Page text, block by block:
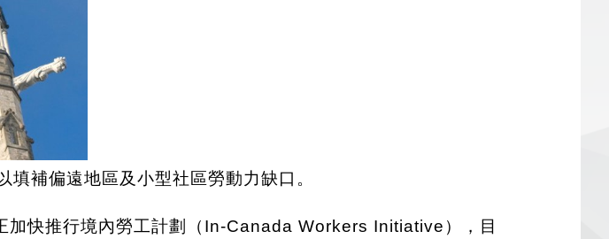
補偏遠地區及小型社區勞動力缺口。
快推行境內勞工計劃（In-Canada Workers Initiative），目